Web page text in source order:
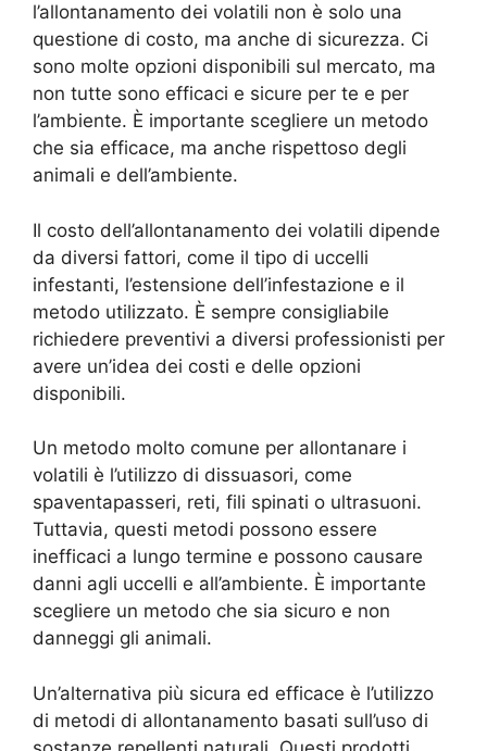
l’allontanamento dei volatili non è solo una
questione di costo, ma anche di sicurezza. Ci
sono molte opzioni disponibili sul mercato, ma
non tutte sono efficaci e sicure per te e per
l’ambiente. È importante scegliere un metodo
che sia efficace, ma anche rispettoso degli
animali e dell’ambiente.
Il costo dell’allontanamento dei volatili dipende
da diversi fattori, come il tipo di uccelli
infestanti, l’estensione dell’infestazione e il
metodo utilizzato. È sempre consigliabile
richiedere preventivi a diversi professionisti per
avere un’idea dei costi e delle opzioni
disponibili.
Un metodo molto comune per allontanare i
volatili è l’utilizzo di dissuasori, come
spaventapasseri, reti, fili spinati o ultrasuoni.
Tuttavia, questi metodi possono essere
inefficaci a lungo termine e possono causare
danni agli uccelli e all’ambiente. È importante
scegliere un metodo che sia sicuro e non
danneggi gli animali.
Un’alternativa più sicura ed efficace è l’utilizzo
di metodi di allontanamento basati sull’uso di